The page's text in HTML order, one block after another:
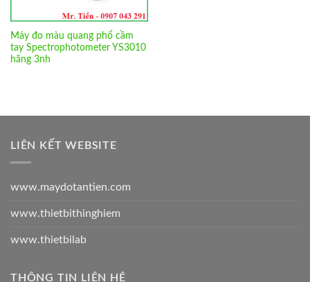
Máy đo màu quang phổ cầm
tay Spectrophotometer YS3010
hãng 3nh
LIÊN KẾT WEBSITE
www.maydotantien.com
www.thietbithinghiem
www.thietbilab
THÔNG TIN LIÊN HỆ